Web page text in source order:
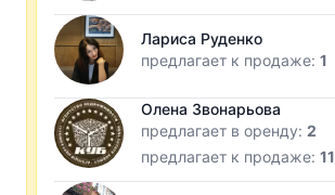
Лариса Руденко
предлагает к продаже:1
Олена Звонарьова
предлагает в оренду:2
предлагает к продаже:11